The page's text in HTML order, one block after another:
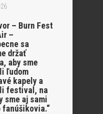
– Burn Fest
–
sa
držať
aby sme
ľudom
kapely a
festival, na
sme aj sami